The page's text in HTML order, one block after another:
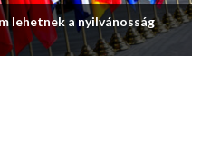
lehetnek a nyilvánosság